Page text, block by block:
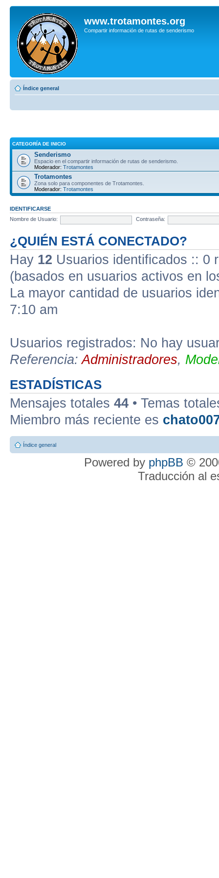
www.trotamontes.org
Compartir información de rutas de senderismo
Índice general
CATEGORÍA DE INICIO
Senderismo
Espacio en el compartir información de rutas de senderismo.
Moderador: Trotamontes
Trotamontes
Zona solo para componentes de Trotamontes.
Moderador: Trotamontes
IDENTIFICARSE
Nombre de Usuario:
Contraseña:
¿QUIÉN ESTÁ CONECTADO?
Hay 12 Usuarios identificados :: 0
(basados en usuarios activos en
La mayor cantidad de usuarios
7:10 am
Usuarios registrados: No hay
Referencia:Administradores,
ESTADÍSTICAS
Mensajes totales 44 • Temas
Miembro más reciente es
Índice general
Powered by phpBB ©
Traducción al